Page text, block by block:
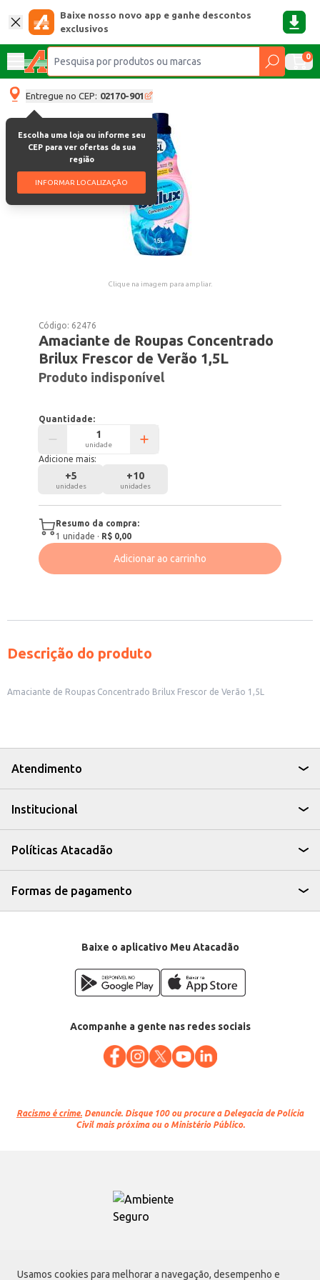
Usamos cookies para melhorar a navegação, desempenho e
Baixe nosso novo app e ganhe descontos
exclusivos
0
Entregue no CEP: 02170-901
Escolha uma loja ou informe seu
CEP para ver ofertas da sua
região
INFORMAR LOCALIZAÇÃO
Clique na imagem para ampliar.
Código: 62476
Amaciante de Roupas Concentrado
Brilux Frescor de Verão 1,5L
Produto indisponível
Quantidade:
unidade
Adicione mais:
+5
unidades
+10
unidades
Resumo da compra:
1 unidade · R$ 0,00
Adicionar ao carrinho
Descrição do produto
Amaciante de Roupas Concentrado Brilux Frescor de Verão 1,5L
Atendimento
Institucional
Políticas Atacadão
Formas de pagamento
Baixe o aplicativo Meu Atacadão
Acompanhe a gente nas redes sociais
Racismo é crime. Denuncie. Disque 100 ou procure a Delegacia de Polícia
Civil mais próxima ou o Ministério Público.
Atacadão S.A.